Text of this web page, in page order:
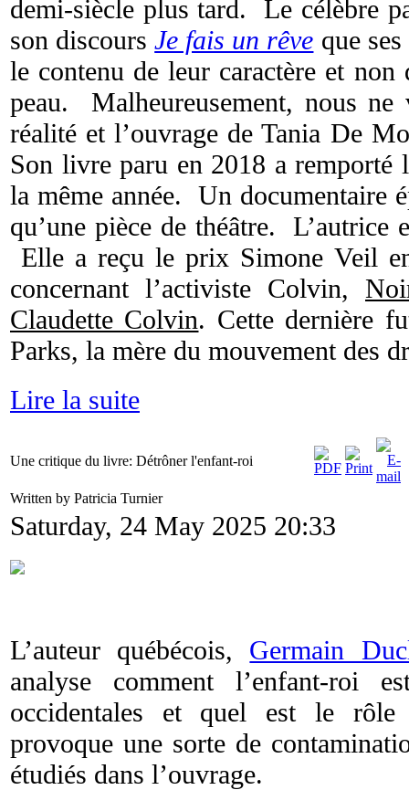
demi-siècle plus tard. Le célèbre
son discoursJe fais un rêve que
le contenu de leur caractère et non
peau. Malheureusement, nous ne
réalité et l’ouvrage de Tania De
Son livre paru en 2018 a
la même année. Un documentaire
qu’une pièce de théâtre. L’autrice
Elle a reçu le prix Simone Veil
concernant l’activiste Colvin,
Claudette Colvin. Cette dernière
Parks, la mère du mouvement des
Lire la suite
Une critique du livre: Détrôner l'enfant-roi
Written by Patricia Turnier
Saturday, 24 May 2025 20:33
L’auteur québécois, Germain
analyse comment l’enfant-roi
occidentales et quel est le rôle
provoque une sorte de
étudiés dans l’ouvrage.